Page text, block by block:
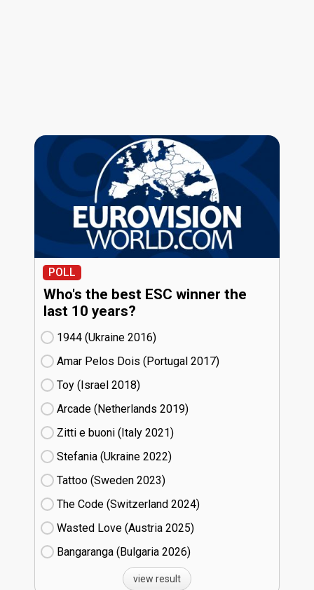
POLL
Who's the best ESC winner the
last 10 years?
1944 (Ukraine
16)
Amar Pelos Dois (Portugal
17)
Toy (Israel
18)
Arcade (Netherlands
19)
Zitti e buoni​ (Italy
21)
Stefania (Ukraine
22)
Tattoo (Sweden
23)
The Code (Switzerland
24)
Wasted Love (Austria
25)
Bangaranga (Bulgaria
26)
view result